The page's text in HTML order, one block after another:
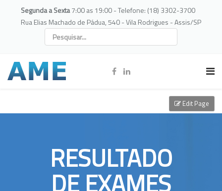
Segunda a Sexta7:00 as 19:00 - Telefone: (18) 3302-3700
Rua Elias Machado de Pádua, 540 - Vila Rodrigues - Assis/SP
RESULTADO
Edit Page